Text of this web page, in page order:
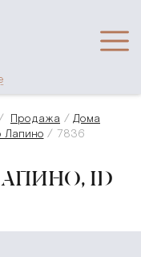
Продажа
Дома
Лапино 7836
ID